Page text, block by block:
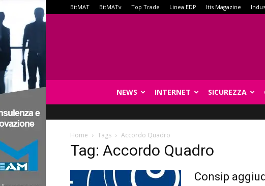
BitMAT BitMATv Top Trade Linea EDP Itis Magazine
NEWS INTERNET SICUREZZA
Home Tags Accordo Quadro
Tag: Accordo Quadro
Consip